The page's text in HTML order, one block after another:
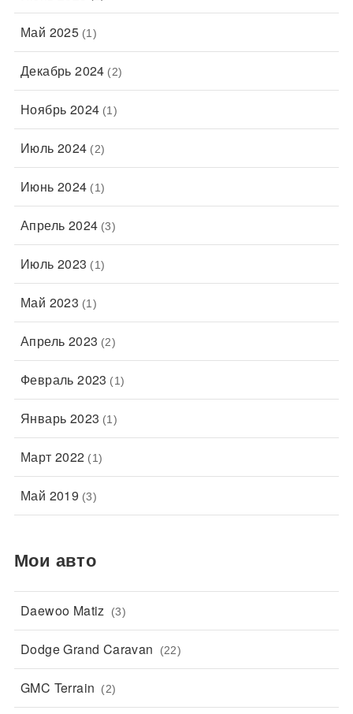
Май 2025 (1)
Декабрь 2024 (2)
Ноябрь 2024 (1)
Июль 2024 (2)
Июнь 2024 (1)
Апрель 2024 (3)
Июль 2023 (1)
Май 2023 (1)
Апрель 2023 (2)
Февраль 2023 (1)
Январь 2023 (1)
Март 2022 (1)
Май 2019 (3)
Мои авто
Daewoo Matiz (3)
Dodge Grand Caravan (22)
GMC Terrain (2)